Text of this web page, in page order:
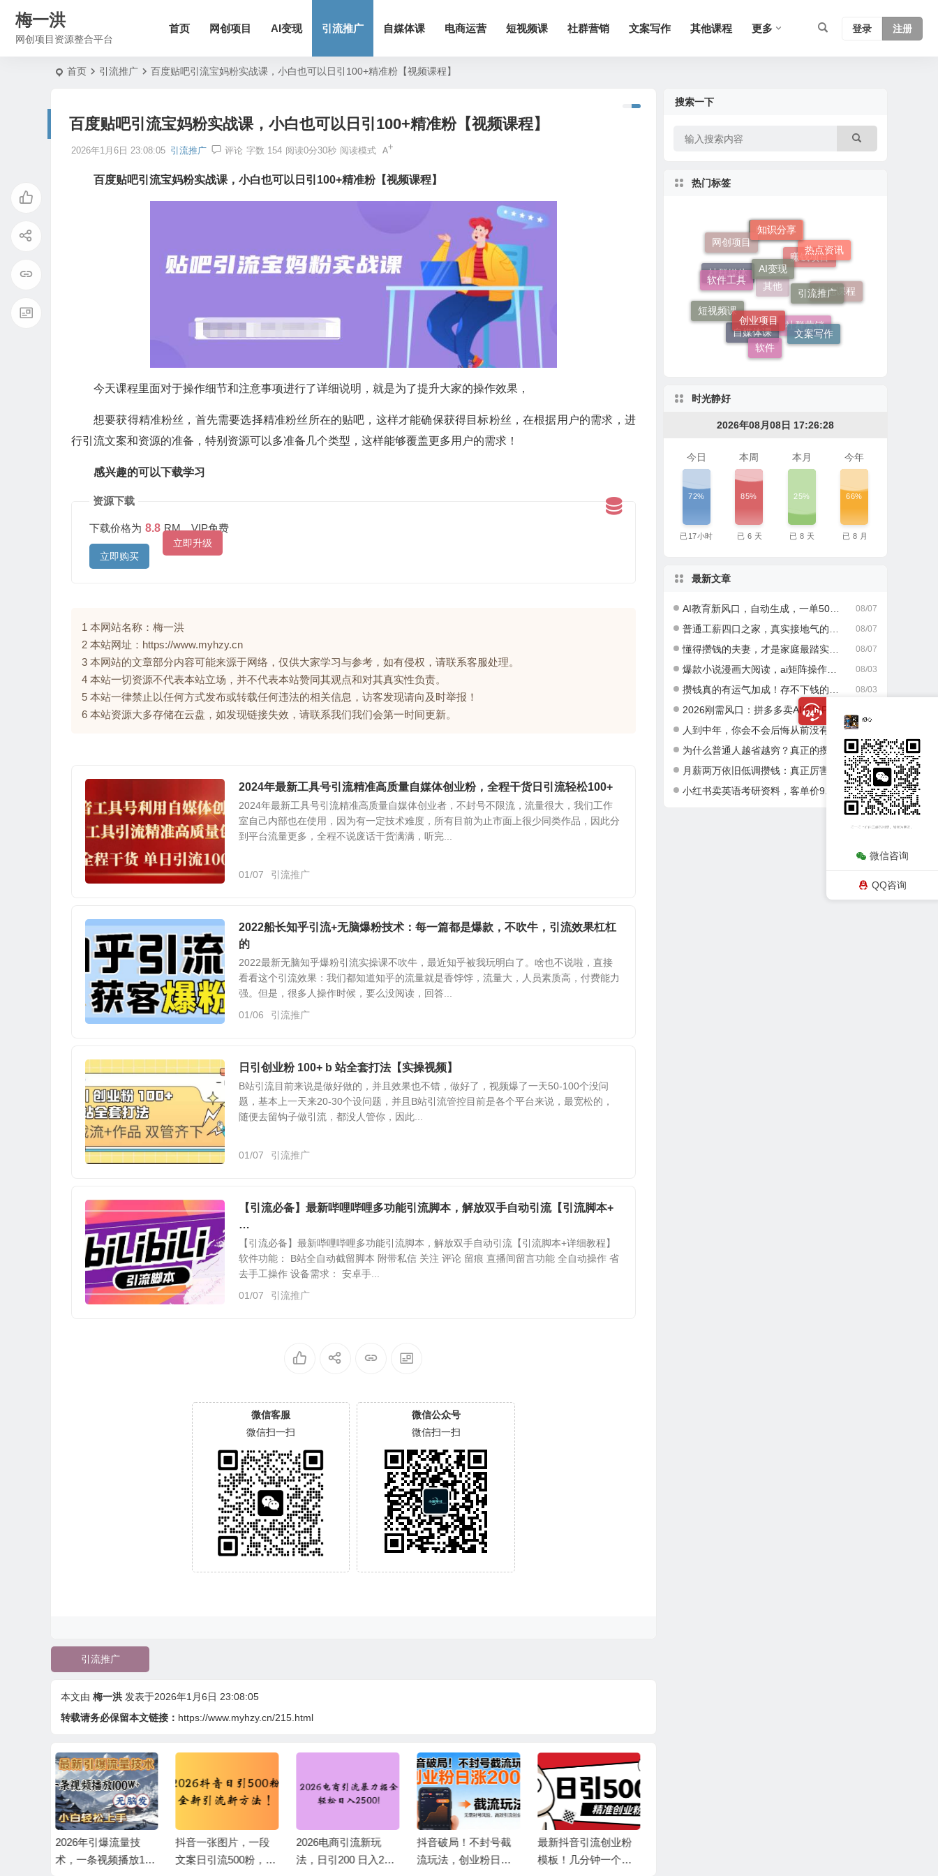
梅一洪
网创项目资源整合平台
首页 网创项目 AI变现 引流推广 自媒体课 电商运营 短视频课 社群营销 文案写作 其他课程 更多 登录 注册
首页 引流推广 百度贴吧引流宝妈粉实战课，小白也可以日引100+精准粉【视频课程】
百度贴吧引流宝妈粉实战课，小白也可以日引100+精准粉【视频课程】
2026年1月6日 23:08:05 引流推广 评论 字数 154 阅读0分30秒 阅读模式
百度贴吧引流宝妈粉实战课，小白也可以日引100+精准粉【视频课程】
今天课程里面对于操作细节和注意事项进行了详细说明，就是为了提升大家的操作效果，
想要获得精准粉丝，首先需要选择精准粉丝所在的贴吧，这样才能确保获得目标粉丝，在根据用户的需求，进
行引流文案和资源的准备，特别资源可以多准备几个类型，这样能够覆盖更多用户的需求！
感兴趣的可以下载学习
资源下载
下载价格为 8.8 RM，VIP免费
立即升级
立即购买
1 本网站名称：梅一洪
2 本站网址：https://www.myhzy.cn
3 本网站的文章部分内容可能来源于网络，仅供大家学习与参考，如有侵权，请联系客服处理。
4 本站一切资源不代表本站立场，并不代表本站赞同其观点和对其真实性负责。
5 本站一律禁止以任何方式发布或转载任何违法的相关信息，访客发现请向及时举报！
6 本站资源大多存储在云盘，如发现链接失效，请联系我们我们会第一时间更新。
2024年最新工具号引流精准高质量自媒体创业粉，全程干货日引流轻松100+
2024年最新工具号引流精准高质量自媒体创业者，不封号不限流，流量很大，我们工作
室自己内部也在使用，因为有一定技术难度，所有目前为止市面上很少同类作品，因此分
到平台流量更多，全程不说废话干货满满，听完...
01/07 引流推广
2022船长知乎引流+无脑爆粉技术：每一篇都是爆款，不吹牛，引流效果杠杠
的
2022最新无脑知乎爆粉引流实操课不吹牛，最近知乎被我玩明白了。啥也不说啦，直接
看看这个引流效果：我们都知道知乎的流量就是香饽饽，流量大，人员素质高，付费能力
强。但是，很多人操作时候，要么没阅读，回答...
01/06
引流推广
日引创业粉 100+ b 站全套打法【实操视频】
B站引流目前来说是做好做的，并且效果也不错，做好了，视频爆了一天50-100个没问
题，基本上一天来20-30个设问题，并且B站引流管控目前是各个平台来说，最宽松的，
随便去留钩子做引流，都没人管你，因此...
01/07 引流推广
【引流必备】最新哔哩哔哩多功能引流脚本，解放双手自动引流【引流脚本+
…
【引流必备】最新哔哩哔哩多功能引流脚本，解放双手自动引流【引流脚本+详细教程】
软件功能： B站全自动截留脚本 附带私信 关注 评论 留痕 直播间留言功能 全自动操作 省
去手工操作 设备需求： 安卓手...
01/07
引流推广
微信客服
微信扫一扫
微信公众号
微信扫一扫
引流推广
本文由 梅一洪 发表于2026年1月6日 23:08:05
转载请务必保留本文链接： https://www.myhzy.cn/215.html
抖音一张图片，一段
文案日引流500粉，新
2026电商引流新玩
法，日引200 日入250
抖音破局！不封号截
流玩法，创业粉日涨 2
最新抖音引流创业粉
模板！几分钟一个视
别再瞎引流！一招搞
定单日 500 + 精准
搜索一下
热门标签
电商运营
赚钱项目
其他
社群媒体
网创项目
知识分享
热点资讯
其他课程
社群营销
自媒体课
短视频课
软件工具
AI变现
引流推广
文案写作
软件
创业项目
时光静好
2026年08月08日 17:26:29
今日
72%
已17小时
本周
85%
已 6 天
本月
25%
已 8 天
今年
66%
已 8 月
最新文章
08/07
AI教育新风口，自动生成，一单500+，月入2W+!
08/07
普通工薪四口之家，真实接地气的攒钱日常
08/07
懂得攒钱的夫妻，才是家庭最踏实的底气
08/03
爆款小说漫画大阅读，ai矩阵操作，当天可见收益，号称日入400+
08/03
攒钱真的有运气加成！存不下钱的人，大多栽在这一点
2026刚需风口：拼多多卖AI简历PPT，可矩阵放大，小白也能干，日入700+！
08/02
人到中年，你会不会后悔从前没有好好攒钱？
08/01
为什么普通人越省越穷？真正的攒钱逻辑很多人都搞错了
08/01
月薪两万依旧低调攒钱：真正厉害的成年人，从不乱消费
07/30
小红书卖英语考研资料，客单价9.9，250天卖了16w!
微信咨询
QQ咨询